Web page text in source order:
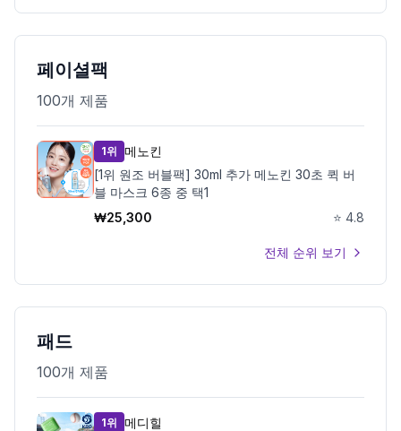
페이셜팩
100개 제품
1위 메노킨
[1위 원조 버블팩] 30ml 추가 메노킨 30초 퀵 버
블 마스크 6종 중 택1
₩25,300 ⭐ 4.8
전체 순위 보기
패드
100개 제품
1위 메디힐